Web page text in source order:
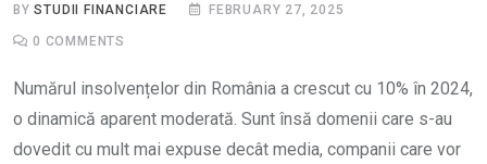
BYSTUDII FINANCIARE FEBRUARY 27, 2025
0 COMMENTS
Numărul insolvențelor din România a crescut cu 10% în 2024,
o dinamică aparent moderată. Sunt însă domenii care s-au
dovedit cu mult mai expuse decât media, companii care vor